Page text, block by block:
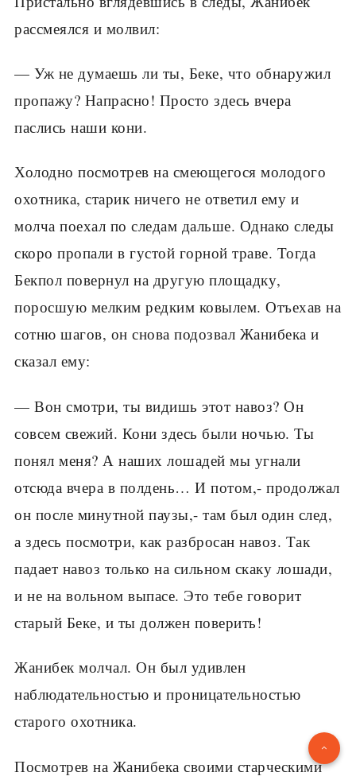
рассмеялся и молвил:
— Уж не думаешь ли ты, Беке, что обнаружил
пропажу? Напрасно! Просто здесь вчера
паслись наши кони.
Холодно посмотрев на смеющегося молодого
охотника, старик ничего не ответил ему и
молча поехал по следам дальше. Однако следы
скоро пропали в густой горной траве. Тогда
Бекпол повернул на другую площадку,
поросшую мелким редким ковылем. Отъехав на
сотню шагов, он снова подозвал Жанибека и
сказал ему:
— Вон смотри, ты видишь этот навоз? Он
совсем свежий. Кони здесь были ночью. Ты
понял меня? А наших лошадей мы угнали
отсюда вчера в полдень… И потом,- продолжал
он после минутной паузы,- там был один след,
а здесь посмотри, как разбросан навоз. Так
падает навоз только на сильном скаку лошади,
и не на вольном выпасе. Это тебе говорит
старый Беке, и ты должен поверить!
Жанибек молчал. Он был удивлен
наблюдательностью и проницательностью
старого охотника.
Посмотрев на Жанибека своими старческими